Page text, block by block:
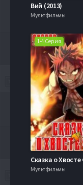
Вий (2013)
Мультфильмы
1-4 Серия
Мультфильмы